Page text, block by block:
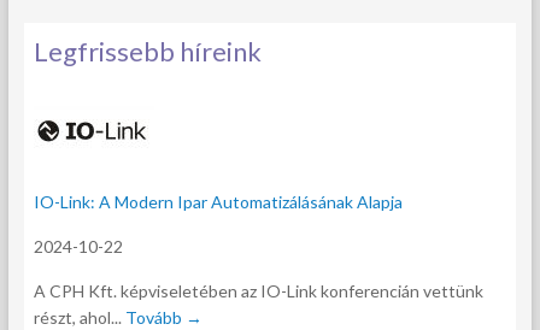
e
b
o
o
k
itt
er
Legfrissebb híreink
IO-Link: A Modern Ipar Automatizálásának Alapja
2024-10-22
A CPH Kft. képviseletében az IO-Link konferencián vettünk
részt, ahol... Tovább →